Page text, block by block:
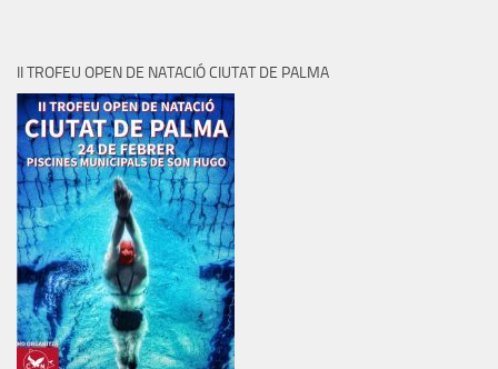
II TROFEU OPEN DE NATACIÓ CIUTAT DE PALMA